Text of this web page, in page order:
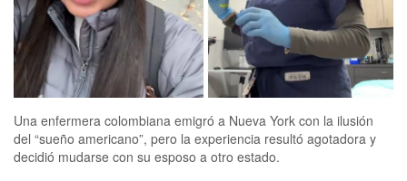
Una enfermera colombiana emigró a Nueva York con la ilusión
del “sueño americano”, pero la experiencia resultó agotadora y
decidió mudarse con su esposo a otro estado.